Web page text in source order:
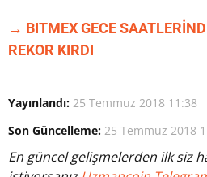
→ BITMEX GECE
REKOR KIRDI
Yayınlandı: 25 Temmuz 2018 11:38
Son Güncelleme: 25 Temmuz 2018
En güncel gelişmelerden ilk siz